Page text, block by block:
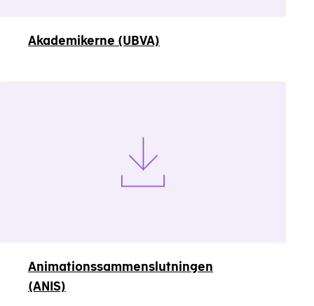
Akademikerne (UBVA)
Animationssammenslutningen
(ANIS)